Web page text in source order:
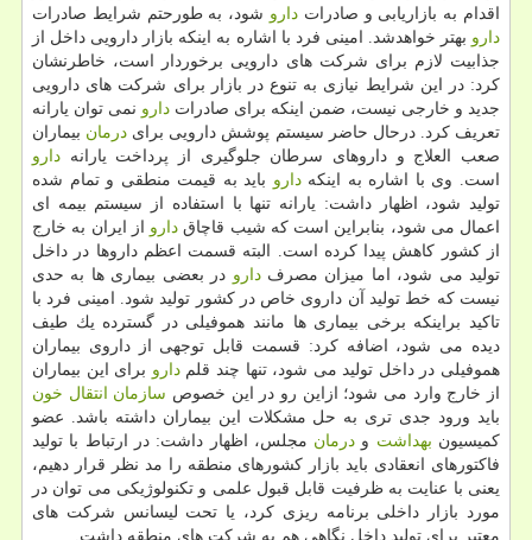
اقدام به بازاریابی و صادرات دارو شود، به طورحتم شرایط صادرات
دارو بهتر خواهدشد. امینی فرد با اشاره به اینكه بازار دارویی داخل از
جذابیت لازم برای شركت های دارویی برخوردار است، خاطرنشان
كرد: در این شرایط نیازی به تنوع در بازار برای شركت های دارویی
جدید و خارجی نیست، ضمن اینكه برای صادرات دارو نمی توان یارانه
تعریف كرد. درحال حاضر سیستم پوشش دارویی برای درمان بیماران
صعب العلاج و داروهای سرطان جلوگیری از پرداخت یارانه دارو
است. وی با اشاره به اینكهدارو باید به قیمت منطقی و تمام شده
تولید شود، اظهار داشت: یارانه تنها با استفاده از سیستم بیمه ای
اعمال می شود، بنابراین است كه شیب قاچاق دارو از ایران به خارج
از كشور كاهش پیدا كرده است. البته قسمت اعظم داروها در داخل
تولید می شود، اما میزان مصرفدارو در بعضی بیماری ها به حدی
نیست كه خط تولید آن داروی خاص در كشور تولید شود. امینی فرد با
تاكید براینكه برخی بیماری ها مانند هموفیلی در گسترده یك طیف
دیده می شود، اضافه كرد: قسمت قابل توجهی از داروی بیماران
هموفیلی در داخل تولید می شود، تنها چند قلمدارو برای این بیماران
از خارج وارد می شود؛ ازاین رو در این خصوص سازمان انتقال خون
باید ورود جدی تری به حل مشكلات این بیماران داشته باشد. عضو
كمیسیون بهداشت و درمان مجلس، اظهار داشت: در ارتباط با تولید
فاكتورهای انعقادی باید بازار كشورهای منطقه را مد نظر قرار دهیم،
یعنی با عنایت به ظرفیت قابل قبول علمی و تكنولوژیكی می توان در
مورد بازار داخلی برنامه ریزی كرد، یا تحت لیسانس شركت های
معتبر برای تولید داخل نگاهی هم به شركت های منطقه داشت.